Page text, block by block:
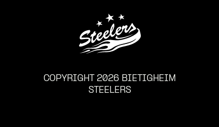
COPYRIGHT 2026 BIETIGHEIM
STEELERS